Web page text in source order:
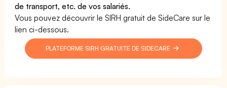
de transport, etc. de vos salariés.
Vous pouvez découvrir le SIRH gratuit de SideCare sur le
lien ci-dessous.
PLATEFORME SIRH GRATUITE DE SIDECARE